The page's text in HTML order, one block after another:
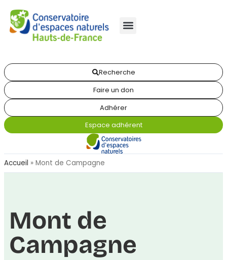
Recherche
Faire un don
Adhérer
Espace adhérent
Accueil » Mont de Campagne
Mont de
Campagne